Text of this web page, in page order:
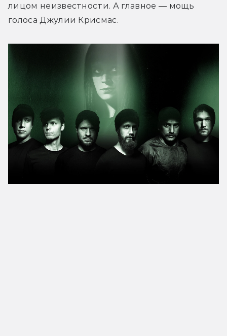
лицом неизвестности. А главное — мощь
голоса Джулии Крисмас.